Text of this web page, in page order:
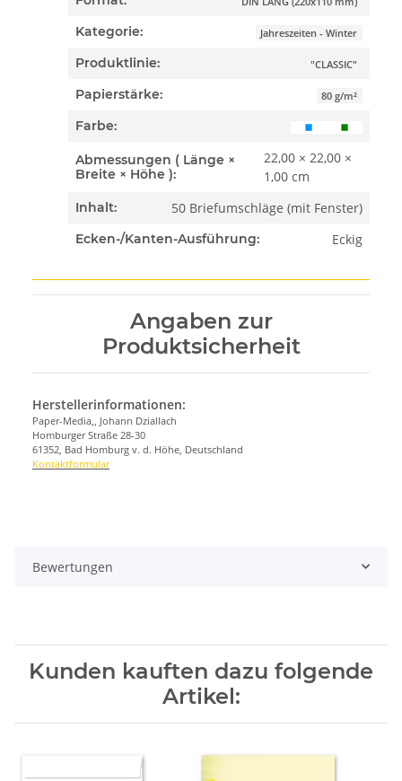
Kategorie: Jahreszeiten - Winter
Produktlinie: "CLASSIC"
Papierstärke: 80 g/m²
Farbe:
Abmessungen ( Länge ×
Breite × Höhe ):
22,00 × 22,00 ×
1,00 cm
Inhalt: 50 Briefumschläge (mit Fenster)
Ecken-/Kanten-Ausführung: Eckig
Angaben zur
Produktsicherheit
Herstellerinformationen:
Paper-Media,, Johann Dziallach
Homburger Straße 28-30
61352, Bad Homburg v. d. Höhe, Deutschland
Kontaktformular
Bewertungen
Kunden kauften dazu folgende
Artikel: